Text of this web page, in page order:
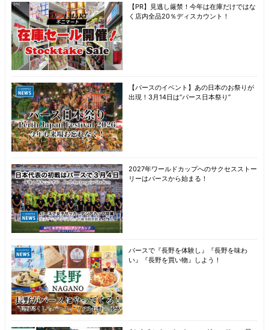
【PR】見逃し厳禁！今年は在庫だけではな
く店内全品20％ディスカウント！
【パースのイベント】あの日本のお祭りが
出現！3月14日は“パース日本祭り”
2027年ワールドカップへのサクセスストー
リーはパースから始まる！
パースで『長野を体験し』『長野を味わ
い』『長野を買い物』しよう！